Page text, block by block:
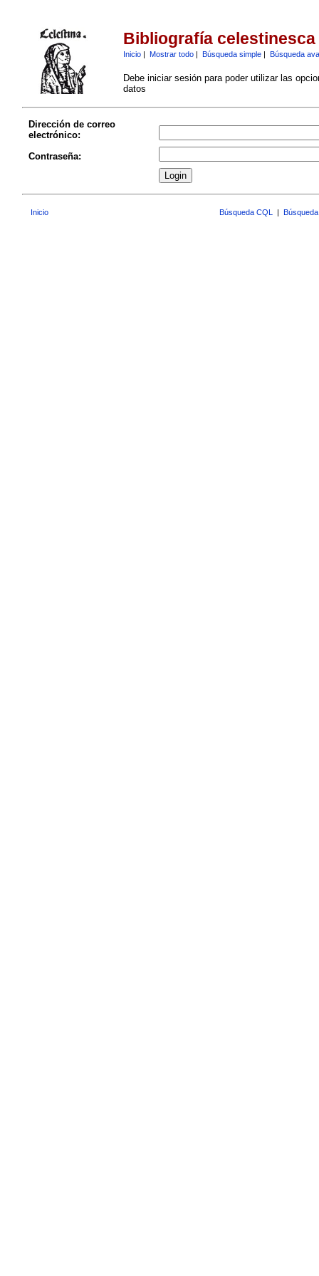
Bibliografía celestinesca
Inicio| Mostrar todo| Búsqueda simple| Búsqueda
Debe iniciar sesión para poder utilizar las
datos
Dirección de correo
electrónico:
Contraseña:
Inicio Búsqueda CQL |